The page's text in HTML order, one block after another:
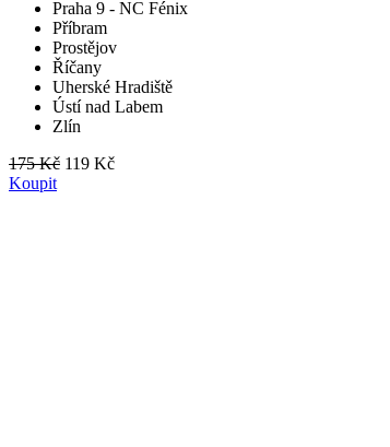
Praha 9 - NC Fénix
Příbram
Prostějov
Říčany
Uherské Hradiště
Ústí nad Labem
Zlín
175 Kč 119 Kč
Koupit